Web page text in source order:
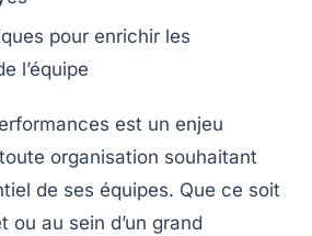
pour enrichir les
l’équipe
est un enjeu
organisation souhaitant
de ses équipes. Que ce soit
ou au sein d’un grand